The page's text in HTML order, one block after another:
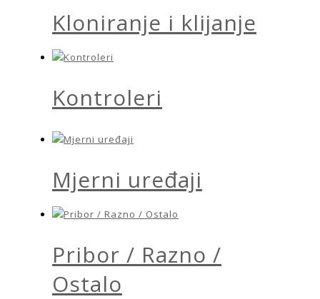
Kloniranje i klijanje
Kontroleri
Mjerni uređaji
Pribor / Razno /
Ostalo